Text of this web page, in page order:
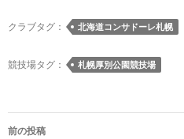
クラブタグ： 北海道コンサドーレ札幌
競技場タグ： 札幌厚別公園競技場
投
前の投稿